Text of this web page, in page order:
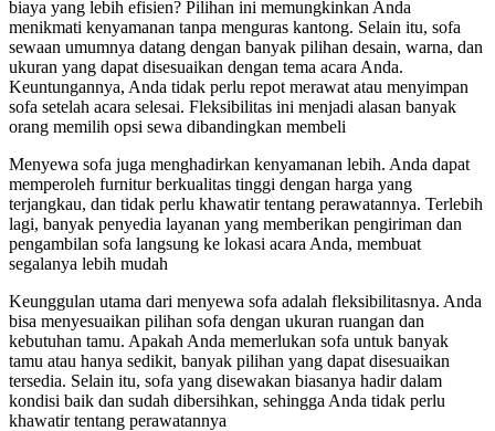
biaya yang lebih efisien? Pilihan ini memungkinkan Anda
menikmati kenyamanan tanpa menguras kantong. Selain itu, sofa
sewaan umumnya datang dengan banyak pilihan desain, warna, dan
ukuran yang dapat disesuaikan dengan tema acara Anda.
Keuntungannya, Anda tidak perlu repot merawat atau menyimpan
sofa setelah acara selesai. Fleksibilitas ini menjadi alasan banyak
orang memilih opsi sewa dibandingkan membeli
Menyewa sofa juga menghadirkan kenyamanan lebih. Anda dapat
memperoleh furnitur berkualitas tinggi dengan harga yang
terjangkau, dan tidak perlu khawatir tentang perawatannya. Terlebih
lagi, banyak penyedia layanan yang memberikan pengiriman dan
pengambilan sofa langsung ke lokasi acara Anda, membuat
segalanya lebih mudah
Keunggulan utama dari menyewa sofa adalah fleksibilitasnya. Anda
bisa menyesuaikan pilihan sofa dengan ukuran ruangan dan
kebutuhan tamu. Apakah Anda memerlukan sofa untuk banyak
tamu atau hanya sedikit, banyak pilihan yang dapat disesuaikan
tersedia. Selain itu, sofa yang disewakan biasanya hadir dalam
kondisi baik dan sudah dibersihkan, sehingga Anda tidak perlu
khawatir tentang perawatannya